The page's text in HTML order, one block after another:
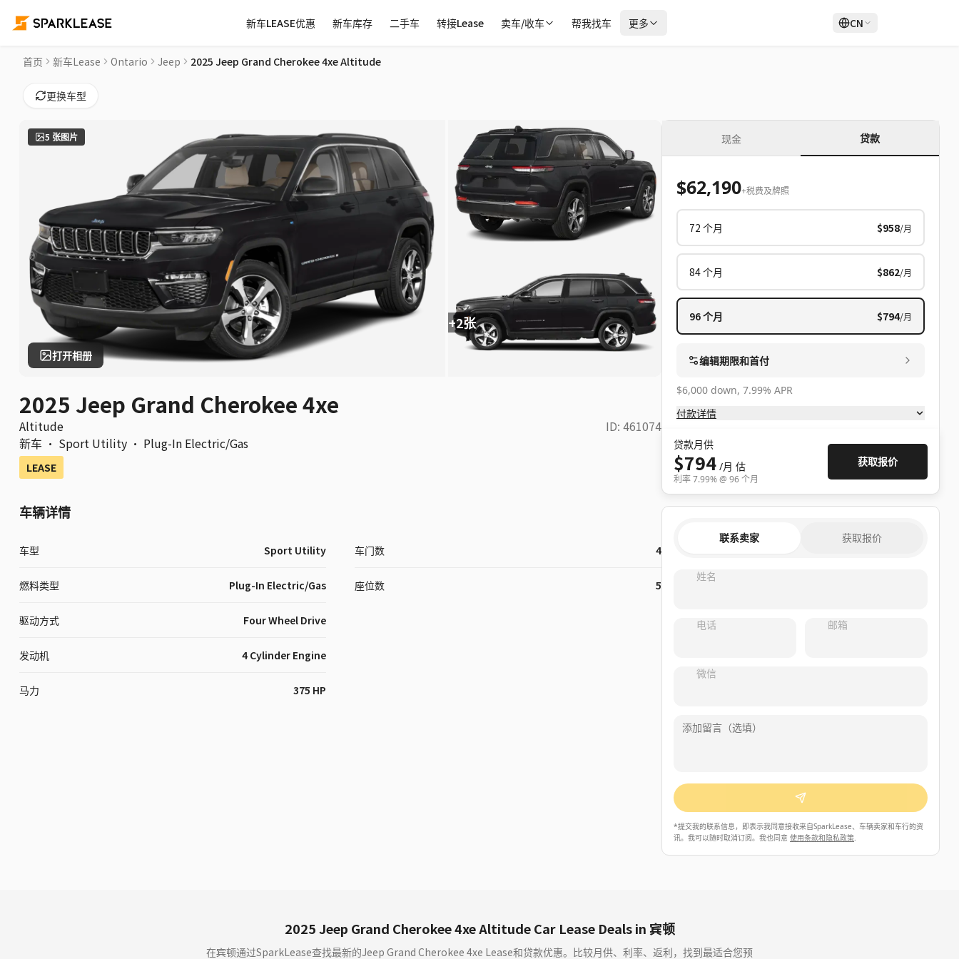
新车LEASE优惠 新车库存 二手车 转接Lease 卖车/收车 帮我找车 更多 CN
2025 Jeep Grand Cherokee 4xe Altitude Car Lease Deals in 宾顿
首页 新车Lease Ontario Jeep 2025 Jeep Grand Cherokee 4xe Altitude
更换车型
+2张
5 张图片
打开相册
2025 Jeep Grand Cherokee 4xe
Altitude ID: 461074
新车 · Sport Utility · Plug-In Electric/Gas
LEASE
车辆详情
车型 Sport Utility
燃料类型 Plug-In Electric/Gas
驱动方式 Four Wheel Drive
发动机 4 Cylinder Engine
马力 375 HP
车门数 4
座位数 5
现金 贷款
$62,190+税费及牌照
72 个月 $958/月
84个月 $862/月
96个月 $794/月
编辑期限和首付
$6,000 down, 7.99% APR
付款详情
贷款月供
$794 /月 估
利率7.99% @ 96个月
获取报价
联系卖家 获取报价
姓名
电话 邮箱
微信
*提交我的联系信息，即表示我同意接收来自SparkLease、车辆卖家和车行的资
讯。我可以随时取消订阅。我也同意 使用条款和隐私政策.
2025 Jeep Grand Cherokee 4xe Altitude Car Lease Deals in 宾顿
在宾顿通过SparkLease查找最新的Jeep Grand Cherokee 4xe Lease和贷款优惠。比较月供、利率、返利，找到最适合您预